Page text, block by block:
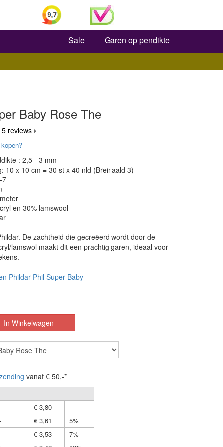
Zoeken
Sale Garen op pendikte
Baby Rose The
5 reviews
: 2,5 - 3 mm
10 x 10 cm = 30 st x 40 nld (Breinaald 3)
7
en 30% lamswool
De zachtheid die gecreëerd wordt door de
lamswol maakt dit een prachtig garen, ideaal voor
Phildar Phil Super Baby
vanaf € 50,-*
€ 3,80
€ 3,61
5%
€ 3,53
7%